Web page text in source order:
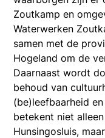
Zoutkamp en
Waterwerken
samen met de
Hogeland om de
Daarnaast wordt
behoud van
(be)leefbaarheid
betekent niet
Hunsingosluis,